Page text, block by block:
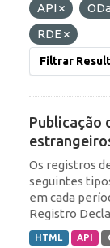
API
RDE
Filtrar
Publicação
Os registros
seguintes
em cada
Registro
HTML API